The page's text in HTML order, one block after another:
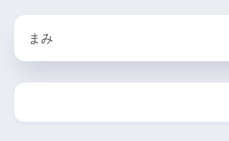
まみ